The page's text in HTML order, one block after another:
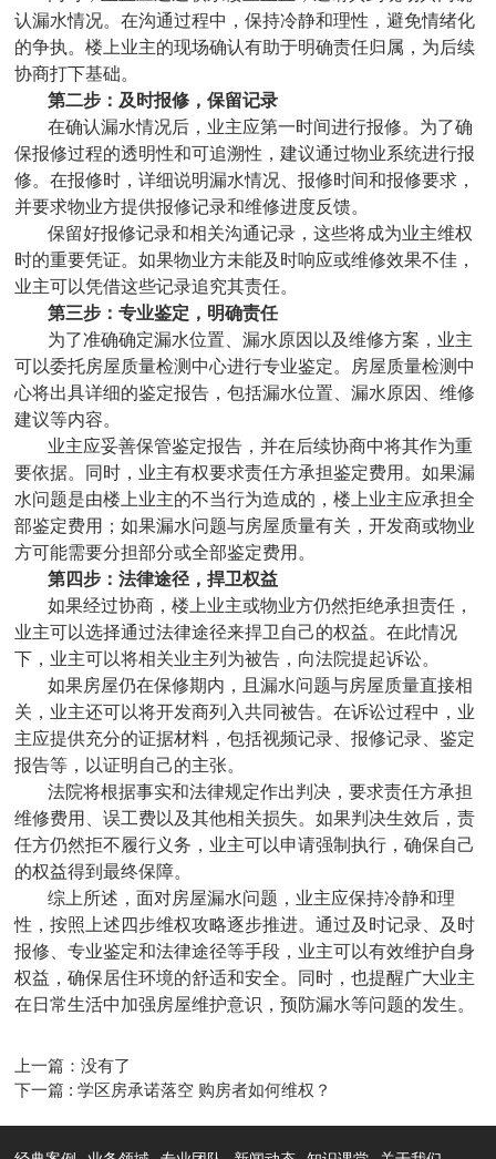
认漏水情况。在沟通过程中，保持冷静和理性，避免情绪化
的争执。楼上业主的现场确认有助于明确责任归属，为后续
协商打下基础。
‌第二步：及时报修，保留记录‌
在确认漏水情况后，业主应第一时间进行报修。为了确
保报修过程的透明性和可追溯性，建议通过物业系统进行报
修。在报修时，详细说明漏水情况、报修时间和报修要求，
并要求物业方提供报修记录和维修进度反馈。
保留好报修记录和相关沟通记录，这些将成为业主维权
时的重要凭证。如果物业方未能及时响应或维修效果不佳，
业主可以凭借这些记录追究其责任。
‌第三步：专业鉴定，明确责任‌
为了准确确定漏水位置、漏水原因以及维修方案，业主
可以委托房屋质量检测中心进行专业鉴定。房屋质量检测中
心将出具详细的鉴定报告，包括漏水位置、漏水原因、维修
建议等内容。
业主应妥善保管鉴定报告，并在后续协商中将其作为重
要依据。同时，业主有权要求责任方承担鉴定费用。如果漏
水问题是由楼上业主的不当行为造成的，楼上业主应承担全
部鉴定费用；如果漏水问题与房屋质量有关，开发商或物业
方可能需要分担部分或全部鉴定费用。
‌第四步：法律途径，捍卫权益‌
如果经过协商，楼上业主或物业方仍然拒绝承担责任，
业主可以选择通过法律途径来捍卫自己的权益。在此情况
下，业主可以将相关业主列为被告，向法院提起诉讼。
如果房屋仍在保修期内，且漏水问题与房屋质量直接相
关，业主还可以将开发商列入共同被告。在诉讼过程中，业
主应提供充分的证据材料，包括视频记录、报修记录、鉴定
报告等，以证明自己的主张。
法院将根据事实和法律规定作出判决，要求责任方承担
维修费用、误工费以及其他相关损失。如果判决生效后，责
任方仍然拒不履行义务，业主可以申请强制执行，确保自己
的权益得到最终保障。
综上所述，面对房屋漏水问题，业主应保持冷静和理
性，按照上述四步维权攻略逐步推进。通过及时记录、及时
报修、专业鉴定和法律途径等手段，业主可以有效维护自身
权益，确保居住环境的舒适和安全。同时，也提醒广大业主
在日常生活中加强房屋维护意识，预防漏水等问题的发生。
上一篇：没有了
下一篇 : 学区房承诺落空 购房者如何维权？